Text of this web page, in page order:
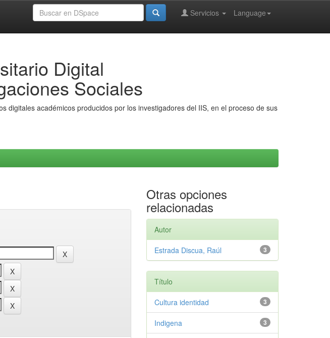
Language
Servicios
Digital
Sociales
digitales académicos producidos por los investigadores del IIS, en el proceso de sus
Otras opciones
relacionadas
Autor
3
Estrada Discua, Raúl
Título
3
Cultura identidad
3
Indigena